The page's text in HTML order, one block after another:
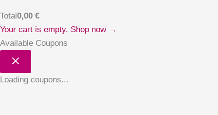
Total0,00 €
Your cart is empty. Shop now →
Available Coupons
Loading coupons...